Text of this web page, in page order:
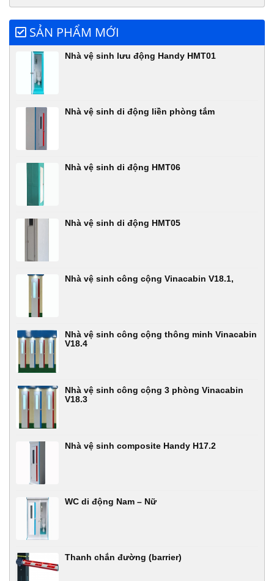
SẢN PHẨM MỚI
Nhà vệ sinh lưu động Handy HMT01
Nhà vệ sinh di động liền phòng tắm
Nhà vệ sinh di động HMT06
Nhà vệ sinh di động HMT05
Nhà vệ sinh công cộng Vinacabin V18.1,
Nhà vệ sinh công cộng thông minh Vinacabin
V18.4
Nhà vệ sinh công cộng 3 phòng Vinacabin
V18.3
Nhà vệ sinh composite Handy H17.2
WC di động Nam – Nữ
Thanh chắn đường (barrier)